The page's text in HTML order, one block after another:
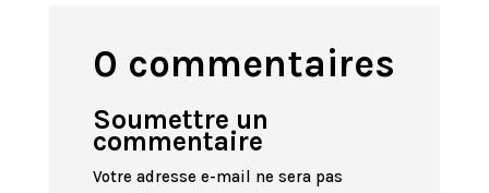
0 commentaires
Soumettre un
commentaire
Votre adresse e-mail ne sera pas